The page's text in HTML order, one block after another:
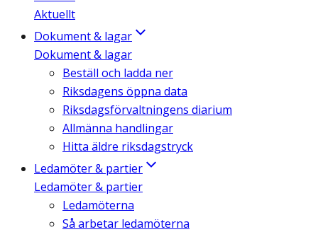
Aktuellt
Dokument & lagar
Dokument & lagar
Beställ och ladda ner
Riksdagens öppna data
Riksdagsförvaltningens diarium
Allmänna handlingar
Hitta äldre riksdagstryck
Ledamöter & partier
Ledamöter & partier
Ledamöterna
Så arbetar ledamöterna